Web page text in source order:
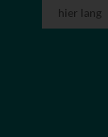
hier lang